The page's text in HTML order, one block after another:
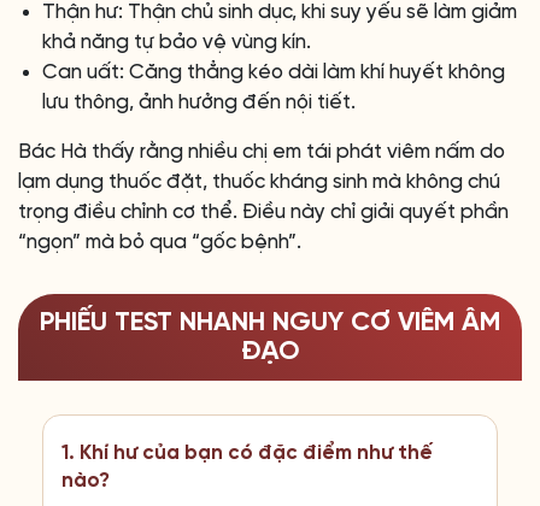
Thận hư: Thận chủ sinh dục, khi suy yếu sẽ làm giảm
khả năng tự bảo vệ vùng kín.
Can uất: Căng thẳng kéo dài làm khí huyết không
lưu thông, ảnh hưởng đến nội tiết.
Bác Hà thấy rằng nhiều chị em tái phát viêm nấm do
lạm dụng thuốc đặt, thuốc kháng sinh mà không chú
trọng điều chỉnh cơ thể. Điều này chỉ giải quyết phần
“ngọn” mà bỏ qua “gốc bệnh”.
PHIẾU TEST NHANH NGUY CƠ VIÊM ÂM
ĐẠO
1. Khí hư của bạn có đặc điểm như thế
nào?